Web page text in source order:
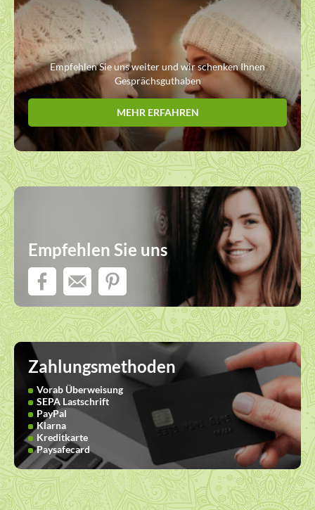
Empfehlen Sie uns weiter und wir schenken Ihnen
Gesprächsguthaben
MEHR ERFAHREN
Empfehlen Sie uns
Zahlungsmethoden
Vorab Überweisung
SEPA Lastschrift
PayPal
Klarna
Kreditkarte
Paysafecard